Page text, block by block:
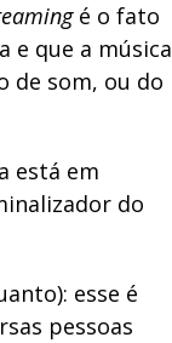
é o fato
e que a música
de som, ou do
está em
do
esse é
pessoas